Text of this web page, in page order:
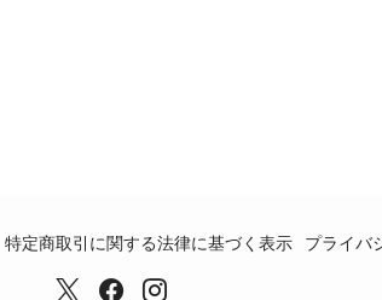
特定商取引に関する法律に基づく表示 プライバ